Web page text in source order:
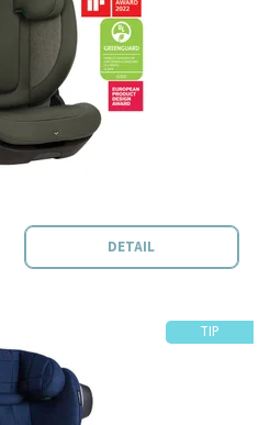
Skladem
DETAIL
TIP
Skladem